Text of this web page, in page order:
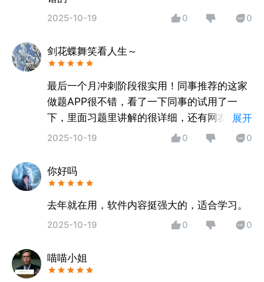
2025-10-19 0 0
剑花蝶舞笑看人生～
最后一个月冲刺阶段很实用！同事推荐的这家
做题APP很不错，看了一下同事的试用了一
下，里面习题里讲解的很详细，还有网友补充
的笔记，自己也可以添加笔记，加强巩固，做
届真题，很不错的app！
展开
2025-10-19 0 0
你好吗
去年就在用，软件内容挺强大的，适合学习。
2025-10-19 0 0
喵喵小姐